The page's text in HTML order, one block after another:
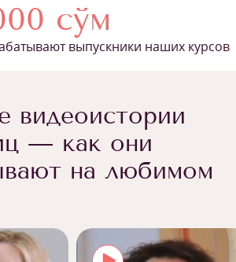
сўм
выпускники наших курсов
видеоистории
— как они
на любимом